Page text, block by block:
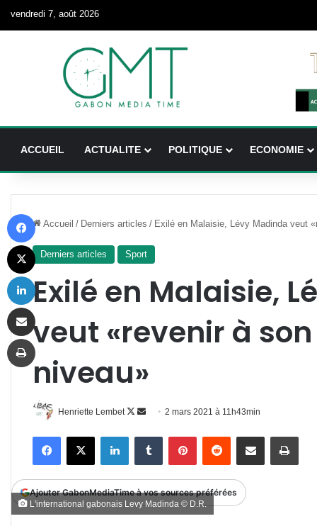
vendredi 7, août 2026
ACCUEIL ACTUALITE POLITIQUE ECONOMIE
Accueil / Derniers articles / Exilé en Malaisie, Lévy Madinda veut
Derniers articles Sport
Exilé en Malaisie,
veut «revenir à
niveau»
Henriette Lembet
Follow
Envoyer
courriel
2 mars 2021 à 11h43min
FacebookX LinkedinTumblr PinterestReddit Partager par email
Ajouter GabonMediaTime à vos sources préférées
L'international gabonais Levy Madinda © D.R.
X
Imprimer